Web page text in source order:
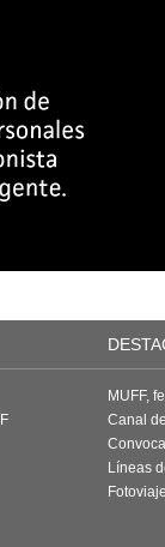
MUFF,
Canal
Líneas